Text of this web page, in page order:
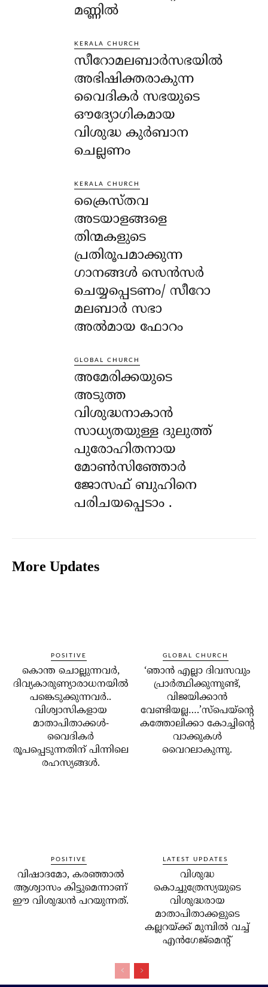
മണ്ണിൽ
KERALA CHURCH
സീറോമലബാർസഭയിൽ
അഭിഷിക്തരാകുന്ന
വൈദികർ സഭയുടെ
ഔദ്യോഗികമായ
വിശുദ്ധ കുർബാന
ചെല്ലണം
KERALA CHURCH
ക്രൈസ്തവ
അടയാളങ്ങളെ
തിന്മകളുടെ
പ്രതിരൂപമാക്കുന്ന
ഗാനങ്ങൾ സെൻസർ
ചെയ്യപ്പെടണം/ സീറോ
മലബാർ സഭാ
അൽമായ ഫോറം
GLOBAL CHURCH
അമേരിക്കയുടെ
അടുത്ത
വിശുദ്ധനാകാൻ
സാധ്യതയുള്ള ദുലുത്ത്
പുരോഹിതനായ
മോൺസിഞ്ഞോർ
ജോസഫ് ബുഹിനെ
പരിചയപ്പെടാം .
More Updates
POSITIVE
കൊന്ത ചൊല്ലുന്നവര്‍,
ദിവ്യകാരുണ്യാരാധനയില്‍
പങ്കെടുക്കുന്നവര്‍..
വിശ്വാസികളായ
മാതാപിതാക്കള്‍-
വൈദികര്‍
രൂപപ്പെടുന്നതിന് പിന്നിലെ
രഹസ്യങ്ങള്‍.
GLOBAL CHURCH
‘ഞാന്‍ എല്ലാ ദിവസവും
പ്രാര്‍ത്ഥിക്കുന്നുണ്ട്,
വിജയിക്കാന്‍
വേണ്ടിയല്ല….’സ്‌പെയ്‌ന്റെ
കത്തോലിക്കാ കോച്ചിന്റെ
വാക്കുകള്‍
വൈറലാകുന്നു.
POSITIVE
വിഷാദമോ, കരഞ്ഞാല്‍
ആശ്വാസം കിട്ടുമെന്നാണ്
ഈ വിശുദ്ധന്‍ പറയുന്നത്.
LATEST UPDATES
വിശുദ്ധ
കൊച്ചുത്രേസ്യയുടെ
വിശുദ്ധരായ
മാതാപിതാക്കളുടെ
കല്ലറയ്ക്ക് മുമ്പില്‍ വച്ച്
എന്‍ഗേജ്‌മെന്റ്